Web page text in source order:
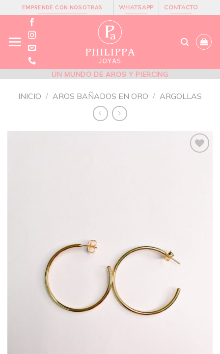
content
EMPRENDE CON NOSOTRAS WHATSAPP CONTACTO
UN MUNDO DE AROS Y PIERCING
INICIO / AROS BAÑADOS EN ORO / ARGOLLAS